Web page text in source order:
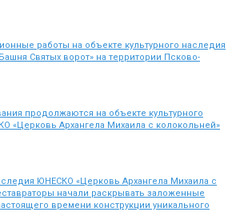
работы на объекте культурного наследия
Святых ворот» на территории Псково-
продолжаются на объекте культурного
«Церковь Архангела Михаила с колокольней»
ЮНЕСКО «Церковь Архангела Михаила с
начали раскрывать заложенные
времени конструкции уникального